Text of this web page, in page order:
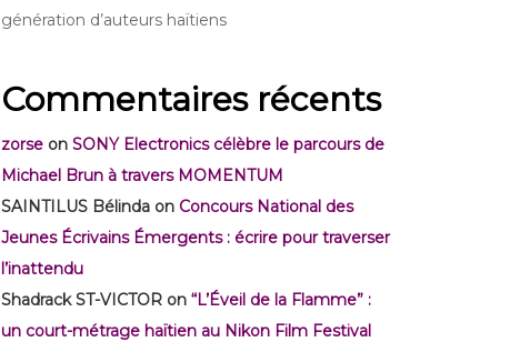
génération d’auteurs haïtiens
Commentaires récents
zorse on SONY Electronics célèbre le parcours de
Michael Brun à travers MOMENTUM
SAINTILUS Bélinda on Concours National des
Jeunes Écrivains Émergents : écrire pour traverser
l’inattendu
Shadrack ST-VICTOR on “L’Éveil de la Flamme” :
un court-métrage haïtien au Nikon Film Festival